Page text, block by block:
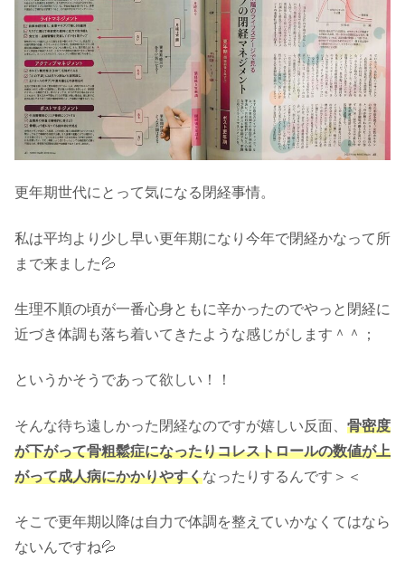
更年期世代にとって気になる閉経事情。
私は平均より少し早い更年期になり今年で閉経かなって所
まで来ました💦
生理不順の頃が一番心身ともに辛かったのでやっと閉経に
近づき体調も落ち着いてきたような感じがします＾＾；
というかそうであって欲しい！！
そんな待ち遠しかった閉経なのですが嬉しい反面、 骨密度
が下がって骨粗鬆症になったりコレストロールの数値が上
がって成人病にかかりやすくなったりするんです＞＜
そこで更年期以降は自力で体調を整えていかなくてはなら
ないんですね💦